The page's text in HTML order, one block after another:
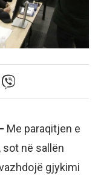
Me paraqitjen e
sot në sallën
gjykimi